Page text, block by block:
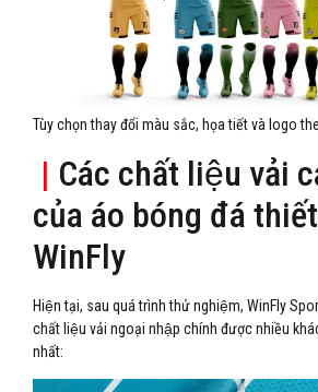
Tùy chọn thay đổi màu sắc, họa tiết và logo
| Các chất liệu vải
của áo bóng đá
WinFly
Hiện tại, sau quá trình thử nghiệm, WinFly
chất liệu vải ngoại nhập chính được nhiều
nhất: